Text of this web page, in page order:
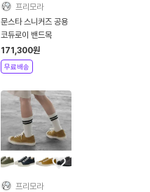
프리모라
문스타 스니커즈 공용
코듀로이 밴드목
171,300원
무료배송
프리모라